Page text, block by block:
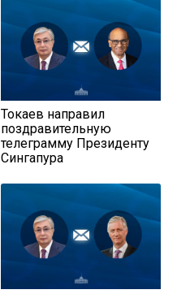
Токаев направил
поздравительную
телеграмму Президенту
Сингапура